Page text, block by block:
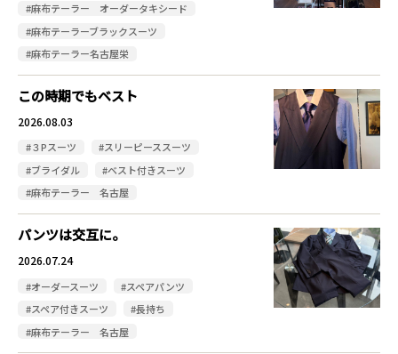
#麻布テーラー オーダータキシード
#麻布テーラーブラックスーツ
#麻布テーラー名古屋栄
この時期でもベスト
2026.08.03
#３Pスーツ
#スリーピーススーツ
#ブライダル
#ベスト付きスーツ
#麻布テーラー 名古屋
パンツは交互に。
2026.07.24
#オーダースーツ
#スペアパンツ
#スペア付きスーツ
#長持ち
#麻布テーラー 名古屋